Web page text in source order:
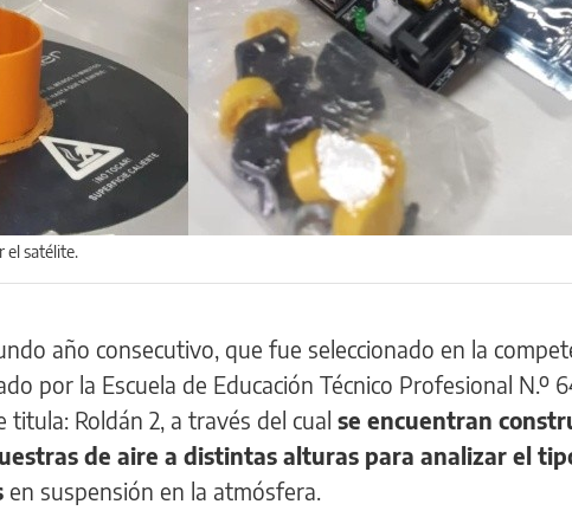
el satélite.
año consecutivo, que fue seleccionado en la
por la Escuela de Educación Técnico Profesional N.º
titula: Roldán 2, a través del cual se encuentran
de aire a distintas alturas para analizar el
en suspensión en la atmósfera.